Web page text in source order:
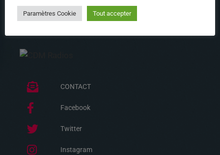
INFOS
CONTACT
Facebook
Twitter
Instagram
Paramètres Cookie Tout accepter